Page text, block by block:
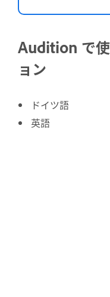
Audition で
ョン
ドイツ語
英語